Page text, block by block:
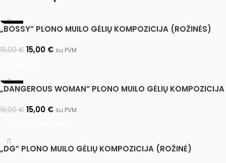
-21%
„BOSSY” PLONO MUILO GĖLIŲ KOMPOZICIJA (ROŽINĖS)
19,00€ 15,00 € su PVM
-21%
„DANGEROUS WOMAN” PLONO MUILO GĖLIŲ KOMPOZICIJA
19,00€ 15,00 € su PVM
„DG” PLONO MUILO GĖLIŲ KOMPOZICIJA (ROŽINĖ)